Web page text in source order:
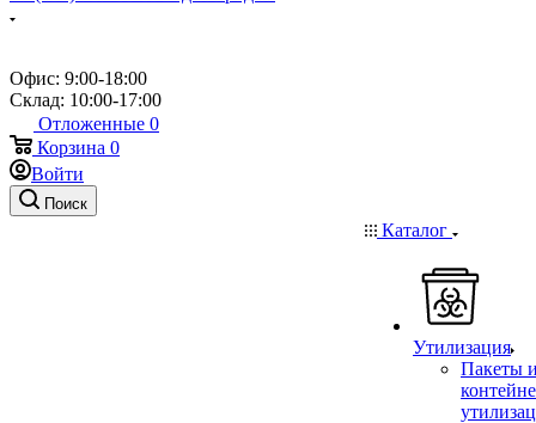
Офис: 9:00-18:00
Склад: 10:00-17:00
Отложенные 0
Корзина 0
Войти
Поиск
Каталог
Утилизация
Пакеты